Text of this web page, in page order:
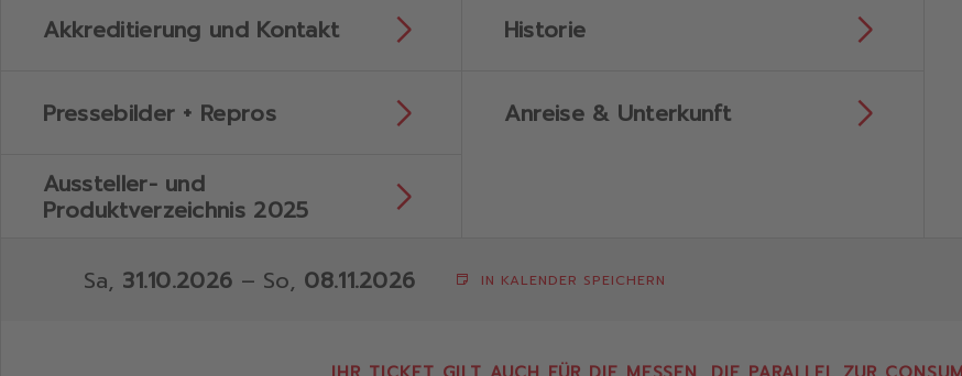
Akkreditierung und Kontakt
Mehr
Pressebilder + Repros
Mehr
Aussteller- und
Produktverzeichnis 2025
Mehr
Historie
Mehr
Anreise & Unterkunft
Mehr
Sa, 31.10.2026 – So, 08.11.2026 IN KALENDER SPEICHERN